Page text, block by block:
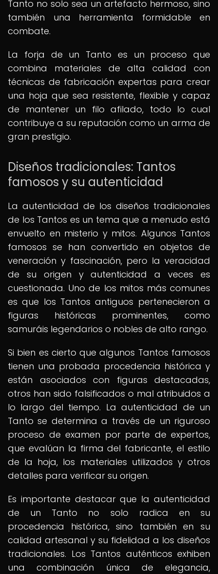
Tanto no solo sea un artefacto hermoso, sino
también una herramienta formidable en
combate.
La forja de un Tanto es un proceso que
combina materiales de alta calidad con
técnicas de fabricación expertas para crear
una hoja que sea resistente, flexible y capaz
de mantener un filo afilado, todo lo cual
contribuye a su reputación como un arma de
gran prestigio.
Diseños tradicionales: Tantos
famosos y su autenticidad
La autenticidad de los diseños tradicionales
de los Tantos es un tema que a menudo está
envuelto en misterio y mitos. Algunos Tantos
famosos se han convertido en objetos de
veneración y fascinación, pero la veracidad
de su origen y autenticidad a veces es
cuestionada. Uno de los mitos más comunes
es que los Tantos antiguos pertenecieron a
figuras históricas prominentes, como
samuráis legendarios o nobles de alto rango.
Si bien es cierto que algunos Tantos famosos
tienen una probada procedencia histórica y
están asociados con figuras destacadas,
otros han sido falsificados o mal atribuidos a
lo largo del tiempo. La autenticidad de un
Tanto se determina a través de un riguroso
proceso de examen por parte de expertos,
que evalúan la firma del fabricante, el estilo
de la hoja, los materiales utilizados y otros
detalles para verificar su origen.
Es importante destacar que la autenticidad
de un Tanto no solo radica en su
procedencia histórica, sino también en su
calidad artesanal y su fidelidad a los diseños
tradicionales. Los Tantos auténticos exhiben
una combinación única de elegancia,